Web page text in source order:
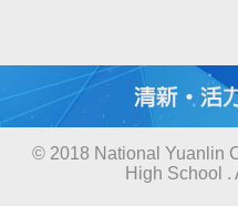
© 2018 National Yuanlin
High School .